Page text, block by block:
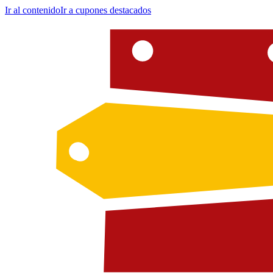
Ir al contenidoIr a cupones destacados